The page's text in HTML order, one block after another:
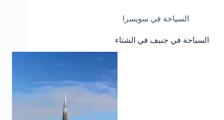
السياحة في سويسرا
السياحة في جنيف في الشتاء